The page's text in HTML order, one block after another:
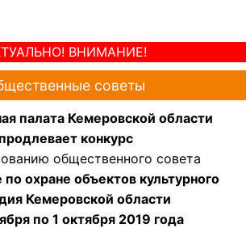
ВНИМАНИЕ!
советы
палата Кемеровской области
продлевает конкурс
общественного совета
охране объектов культурного
Кемеровской области
по 1 октября 2019 года